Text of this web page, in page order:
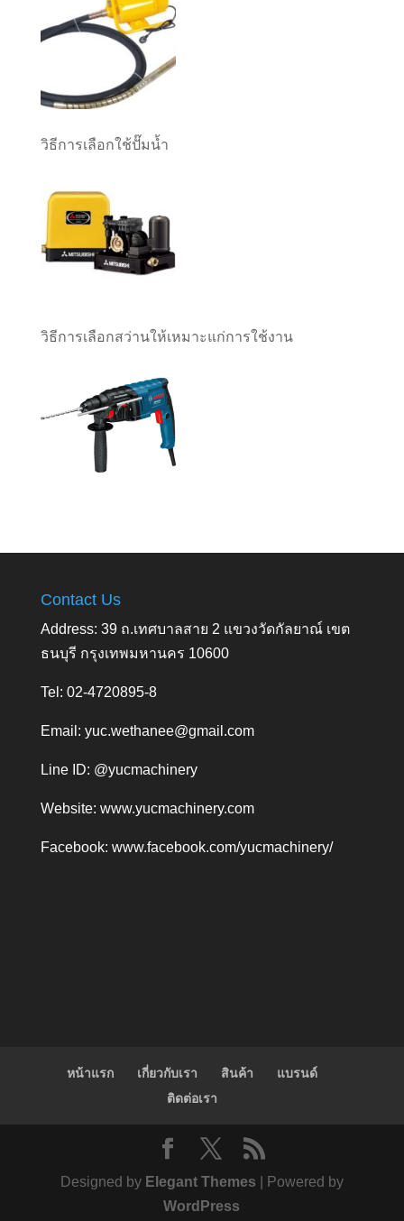
วิธีการเลือกใช้ปั๊มน้ำ
วิธีการเลือกสว่านให้เหมาะแก่การใช้งาน
Contact Us
Address: 39 ถ.เทศบาลสาย 2 แขวงวัดกัลยาณ์ เขต
ธนบุรี กรุงเทพมหานคร 10600
Tel: 02-4720895-8
Email: yuc.wethanee@gmail.com
Line ID: @yucmachinery
Website: www.yucmachinery.com
Facebook: www.facebook.com/yucmachinery/
หน้าแรก เกี่ยวกับเรา สินค้า
แบรนด์
ติดต่อเรา
Designed by Elegant Themes | Powered by
WordPress